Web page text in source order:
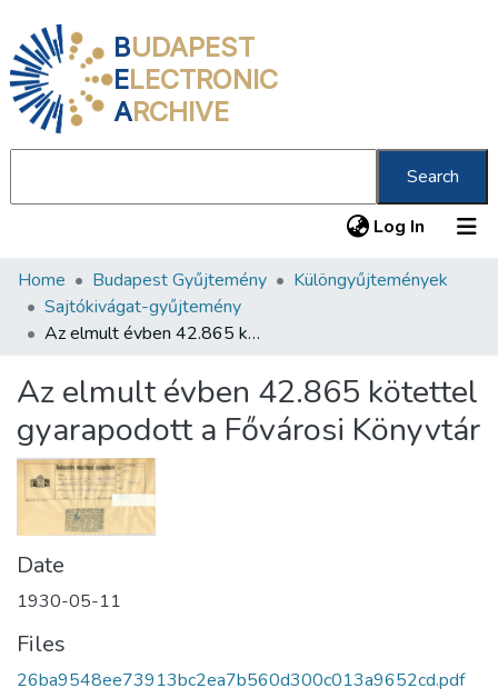
BUDAPEST
ELECTRONIC
ARCHIVE
Search
Log In (current)
Communities & Collections
All of DSpace
Home Budapest Gyűjtemény
Különgyűjtemények
Sajtókivágat-gyűjtemény
Az elmult évben 42.865 kötettel gyarapodott a Fővárosi Könyvtár
Az elmult évben 42.865 kötettel
gyarapodott a Fővárosi Könyvtár
Date
1930-05-11
Files
26ba9548ee73913bc2ea7b560d300c013a9652cd.pdf